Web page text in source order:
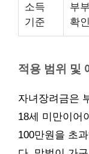
소득
기준
부
확
적용 범위 및
자녀장려금은
18세 미만이어
100만원을 초